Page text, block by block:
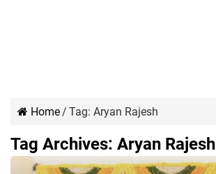
Home/ Tag: Aryan Rajesh
Tag Archives: Aryan Rajesh